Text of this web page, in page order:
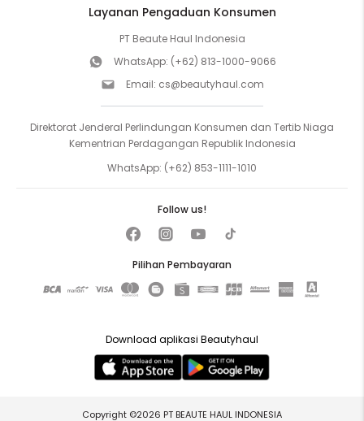
Layanan Pengaduan Konsumen
PT Beaute Haul Indonesia
WhatsApp: (+62) 813-1000-9066
Email: cs@beautyhaul.com
Direktorat Jenderal Perlindungan Konsumen dan Tertib Niaga
Kementrian Perdagangan Republik Indonesia
WhatsApp: (+62) 853-1111-1010
Pilihan Pembayaran
Follow us!
Download aplikasi Beautyhaul
Copyright ©2026 PT BEAUTE HAUL INDONESIA